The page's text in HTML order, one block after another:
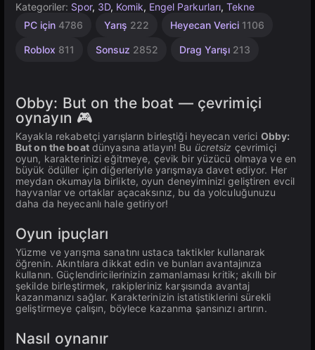
Kategoriler: Spor, 3D, Komik, Engel Parkurları, Tekne
PC için 4786 Yarış 222 Heyecan Verici 1106
Roblox 811 Sonsuz 2852 Drag Yarışı 213
Çeviklik
Bisiklet
59
Çocuklar
1480
Obby: But on the boat — çevrimiçi
oynayın 🎮
Kayakla rekabetçi yarışların birleştiği heyecan verici Obby:
But on the boatdünyasına atlayın! Bu ücretsiz çevrimiçi
oyun, karakterinizi eğitmeye, çevik bir yüzücü olmaya ve en
büyük ödüller için diğerleriyle yarışmaya davet ediyor. Her
meydan okumayla birlikte, oyun deneyiminizi geliştiren evcil
hayvanlar ve ortaklar açacaksınız, bu da yolculuğunuzu
daha da heyecanlı hale getiriyor!
Oyun ipuçları
Yüzme ve yarışma sanatını ustaca taktikler kullanarak
öğrenin. Akıntılara dikkat edin ve bunları avantajınıza
kullanın. Güçlendiricilerinizin zamanlaması kritik; akıllı bir
şekilde birleştirmek, rakipleriniz karşısında avantaj
kazanmanızı sağlar. Karakterinizin istatistiklerini sürekli
geliştirmeye çalışın, böylece kazanma şansınızı artırın.
Nasıl oynanır